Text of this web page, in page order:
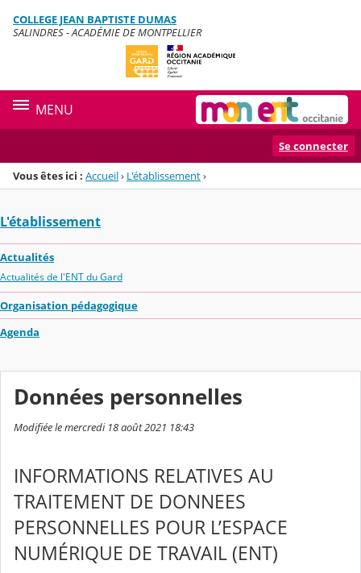
Menu de la rubrique
Contenu
COLLEGE JEAN BAPTISTE DUMAS
SALINDRES - ACADÉMIE DE MONTPELLIER
MENU
Se connecter
Vous êtes ici : Accueil› L'établissement›
L'établissement
Actualités
Actualités de l'ENT du Gard
Organisation pédagogique
Agenda
Données personnelles
Modifiée le mercredi 18 août 2021 18:43
INFORMATIONS RELATIVES AU
TRAITEMENT DE DONNEES
PERSONNELLES POUR L’ESPACE
NUMÉRIQUE DE TRAVAIL (ENT)